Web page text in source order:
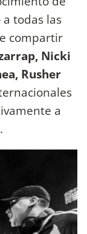
todas las
compartir
Nicki
Rusher
a